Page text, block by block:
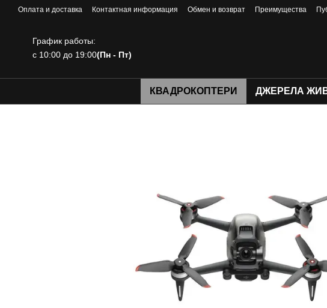
Перейти к основному контенту
Оплата и доставка Контактная информация Обмен и возврат Преимущества
График работы:
с 10:00 до 19:00(Пн - Пт)
КВАДРОКОПТЕРИ ДЖЕРЕЛА